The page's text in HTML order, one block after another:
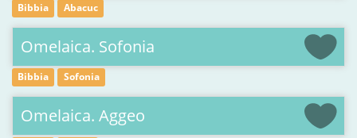
Bibbia Abacuc
Omelaica. Sofonia
Bibbia Sofonia
Omelaica. Aggeo